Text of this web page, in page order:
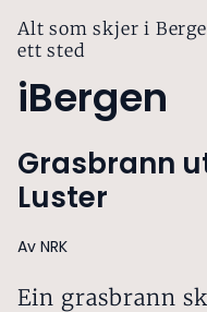
Alt som skjer i
ett sted
iBergen
Grasbrann
Luster
Av NRK
Ein grasbrann